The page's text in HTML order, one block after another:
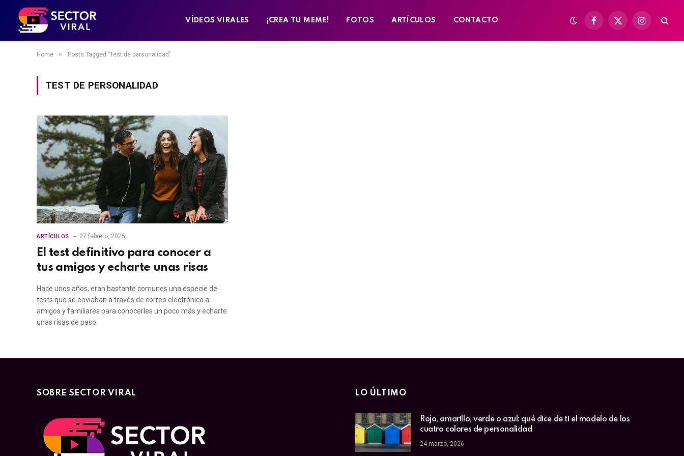
VÍDEOS VIRALES ¡CREA TU MEME! FOTOS ARTÍCULOS CONTACTO
Facebook
X
Instagram
Home » Posts Tagged "Test de personalidad"
TEST DE PERSONALIDAD
ARTÍCULOS 27 febrero, 2025
El test definitivo para conocer a
tus amigos y echarte unas risas
Hace unos años, eran bastante comunes una especie de
tests que se enviaban a través de correo electrónico a
amigos y familiares para conocerles un poco más y echarte
unas risas de paso.
SOBRE SECTOR VIRAL LO ÚLTIMO
Rojo, amarillo, verde o azul: qué dice de ti el modelo de los
cuatro colores de personalidad
24 marzo, 2026